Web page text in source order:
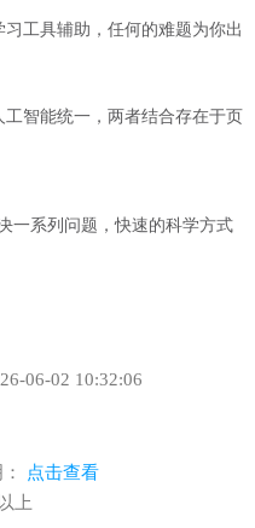
工具辅助，任何的难题为你出
智能统一，两者结合存在于页
一系列问题，快速的科学方式
06-02 10:32:06
点击查看
上